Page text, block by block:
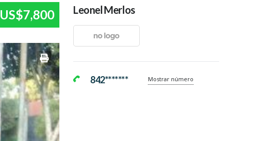
US$7,800 Leonel Merlos
842******* Mostrar número